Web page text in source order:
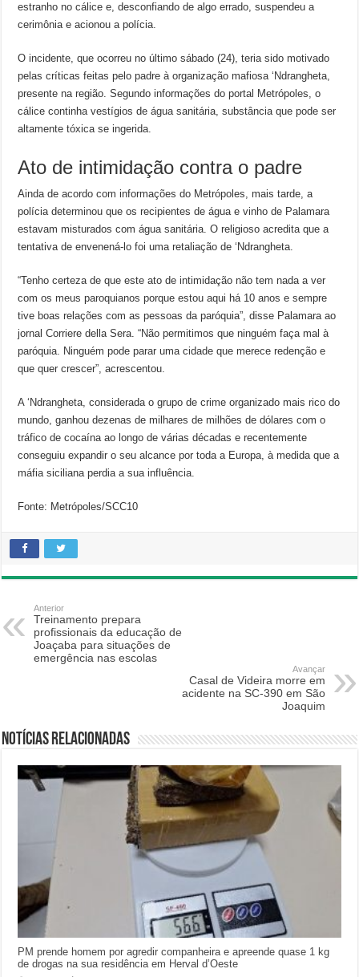
estranho no cálice e, desconfiando de algo errado, suspendeu a
cerimônia e acionou a polícia.
O incidente, que ocorreu no último sábado (24), teria sido motivado
pelas críticas feitas pelo padre à organização mafiosa ‘Ndrangheta,
presente na região. Segundo informações do portal Metrópoles, o
cálice continha vestígios de água sanitária, substância que pode ser
altamente tóxica se ingerida.
Ato de intimidação contra o padre
Ainda de acordo com informações do Metrópoles, mais tarde, a
polícia determinou que os recipientes de água e vinho de Palamara
estavam misturados com água sanitária. O religioso acredita que a
tentativa de envenená-lo foi uma retaliação de ‘Ndrangheta.
“Tenho certeza de que este ato de intimidação não tem nada a ver
com os meus paroquianos porque estou aqui há 10 anos e sempre
tive boas relações com as pessoas da paróquia”, disse Palamara ao
jornal Corriere della Sera. “Não permitimos que ninguém faça mal à
paróquia. Ninguém pode parar uma cidade que merece redenção e
que quer crescer”, acrescentou.
A ‘Ndrangheta, considerada o grupo de crime organizado mais rico do
mundo, ganhou dezenas de milhares de milhões de dólares com o
tráfico de cocaína ao longo de várias décadas e recentemente
conseguiu expandir o seu alcance por toda a Europa, à medida que a
máfia siciliana perdia a sua influência.
Fonte: Metrópoles/SCC10
Anterior
Treinamento prepara
profissionais da educação de
Joaçaba para situações de
emergência nas escolas
Avançar
Casal de Videira morre em
acidente na SC-390 em São
Joaquim
Notícias relacionadas
PM prende homem por agredir companheira e apreende quase 1 kg
de drogas na sua residência em Herval d’Oeste